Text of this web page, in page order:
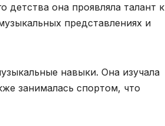
детства она проявляла талант к
представлениях и
навыки. Она изучала
занималась спортом, что